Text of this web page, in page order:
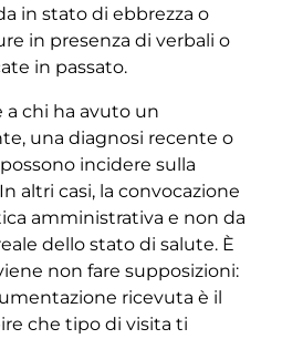
in stato di ebbrezza o
in presenza di verbali o
in passato.
a chi ha avuto un
una diagnosi recente o
incidere sulla
altri casi, la convocazione
amministrativa e non da
dello stato di salute. È
non fare supposizioni:
ricevuta è il
che tipo di visita ti